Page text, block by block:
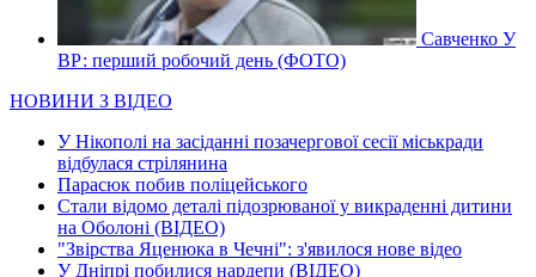
Савченко У
ВР: перший робочий день (ФОТО)
НОВИНИ З ВІДЕО
У Нікополі на засіданні позачергової сесії міськради
відбулася стрілянина
Парасюк побив поліцейського
Стали відомо деталі підозрюваної у викраденні дитини
на Оболоні (ВІДЕО)
"Звірства Яценюка в Чечні": з'явилося нове відео
У Дніпрі побилися нардепи (ВІДЕО)